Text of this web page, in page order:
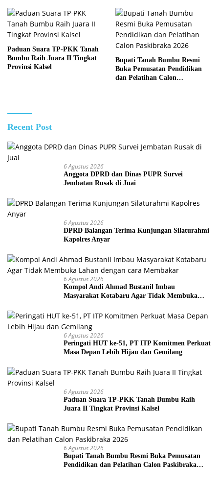
Paduan Suara TP-PKK Tanah
Bumbu Raih Juara II Tingkat
Provinsi Kalsel
Bupati Tanah Bumbu Resmi
Buka Pemusatan Pendidikan
dan Pelatihan Calon
Recent Post
6 Agustus 2026
Anggota DPRD dan Dinas PUPR Survei
Jembatan Rusak di Juai
6 Agustus 2026
DPRD Balangan Terima Kunjungan Silaturahmi
Kapolres Anyar
6 Agustus 2026
Kompol Andi Ahmad Bustanil Imbau
Masyarakat Kotabaru Agar Tidak Membuka
6 Agustus 2026
Peringati HUT ke-51, PT ITP Komitmen Perkuat
Masa Depan Lebih Hijau dan Gemilang
6 Agustus 2026
Paduan Suara TP-PKK Tanah Bumbu Raih
Juara II Tingkat Provinsi Kalsel
6 Agustus 2026
Bupati Tanah Bumbu Resmi Buka Pemusatan
Pendidikan dan Pelatihan Calon Paskibraka